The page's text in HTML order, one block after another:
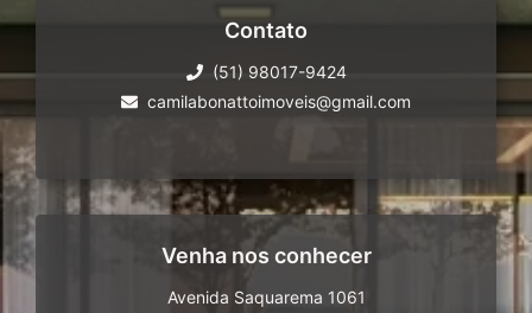
Contato
(51) 98017-9424
camilabonattoimoveis@gmail.com
Venha nos conhecer
Avenida Saquarema 1061